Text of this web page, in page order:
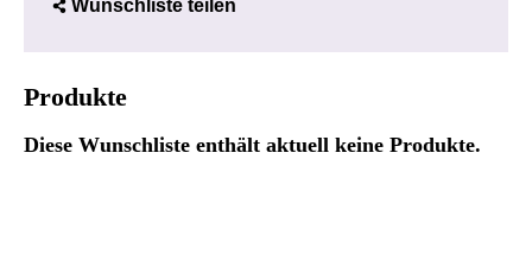
Wunschliste teilen
Produkte
Diese Wunschliste enthält aktuell keine Produkte.